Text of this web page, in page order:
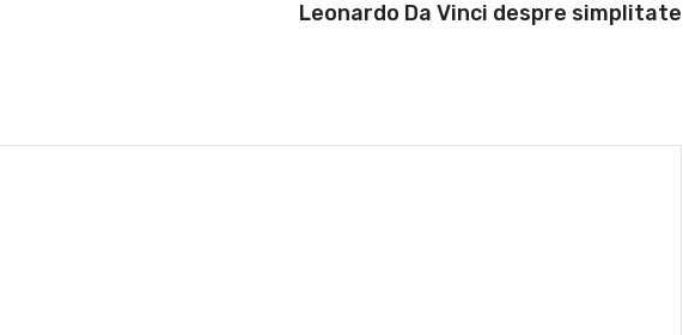
Leonardo Da Vinci despre simplitate